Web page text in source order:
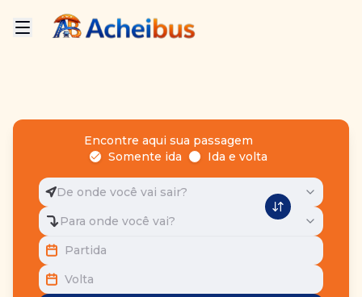
Encontre aqui sua passagem
Somente ida
Ida e volta
De onde você vai sair?
Para onde você vai?
Partida
Volta